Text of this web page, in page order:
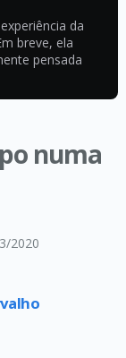
da
breve, ela
pensada
numa
2020